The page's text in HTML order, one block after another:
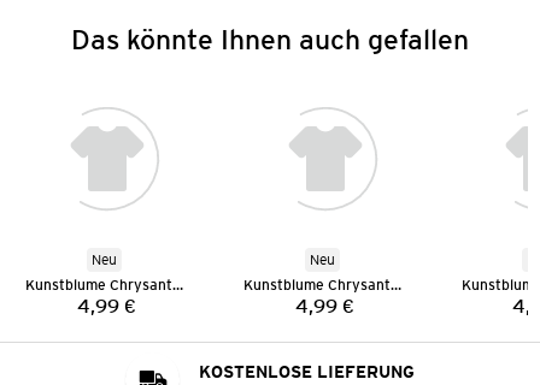
Das könnte Ihnen auch gefallen
Neu
Kunstblume Chrysantheme
Preis:
4,99 €
Neu
Kunstblume Chrysantheme
Preis:
4,99 €
KOSTENLOSE LIEFERUNG